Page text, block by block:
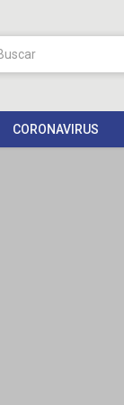
CORONAVIRUS